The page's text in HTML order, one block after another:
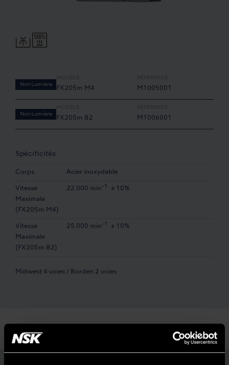
Non Lumière
FX205m M4 M1005001
Non Lumière
FX205m B2 M1006001
Spécificités
Corps Acier inoxydable
Vitesse
Maximale
(FX205m M4)
22.000 min -1 ± 10%
Vitesse
Maximale
(FX205m B2)
25.000 min -1 ± 10%
Midwest 4 voies / Borden 2 voies